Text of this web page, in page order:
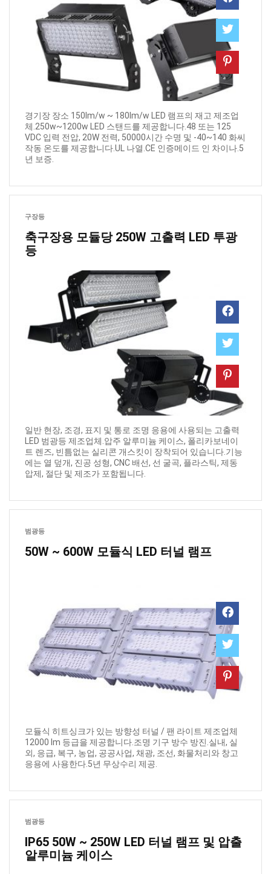
경기장 장소 150lm/w ~ 180lm/w LED 램프의 재고 제조업
체.250w~1200w LED 스탠드를 제공합니다.48 또는 125
VDC 입력 전압, 20W 전력, 50000시간 수명 및 -40~140 화씨
작동 온도를 제공합니다.UL 나열.CE 인증메이드 인 차이나.5
년 보증.
구장등
축구장용 모듈당 250W 고출력 LED 투광
등
일반 현장, 조경, 표지 및 통로 조명 응용에 사용되는 고출력
LED 범광등 제조업체.압주 알루미늄 케이스, 폴리카보네이
트 렌즈, 빈틈없는 실리콘 개스킷이 장착되어 있습니다.기능
에는 열 덮개, 진공 성형, CNC 배선, 선 굴곡, 플라스틱, 제동
압제, 절단 및 제조가 포함됩니다.
범광등
50W ~ 600W 모듈식 LED 터널 램프
모듈식 히트싱크가 있는 방향성 터널 / 팬 라이트 제조업체
12000 lm 등급을 제공합니다.조명 기구 방수 방진.실내, 실
외, 응급, 복구, 농업, 공공사업, 채광, 조선, 화물처리와 창고
응용에 사용한다.5년 무상수리 제공.
범광등
IP65 50W ~ 250W LED 터널 램프 및 압출
알루미늄 케이스